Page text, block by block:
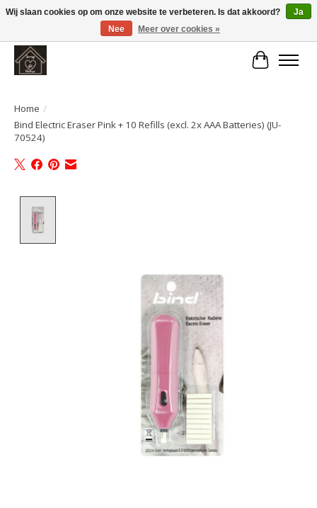
Large selection of products and fast shipping!
Home /
Bind Electric Eraser Pink + 10 Refills (excl. 2x AAA Batteries) (JU-
70524)
Wij slaan cookies op om onze website te verbeteren. Is dat akkoord?
Ja
Nee
Meer over cookies »